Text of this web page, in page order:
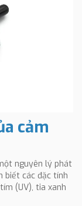
cảm
nguyên lý phát
biết các đặc tính
(UV), tia xanh